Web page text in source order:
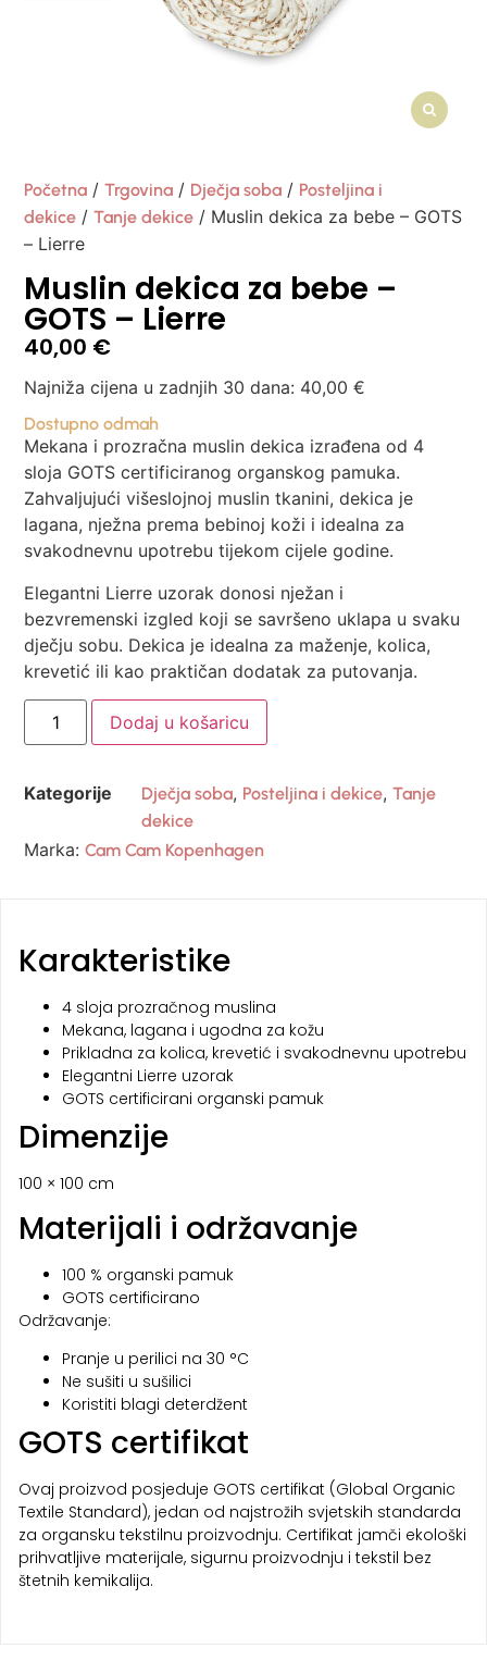
Početna /Trgovina / Dječja soba / Posteljina i
dekice /Tanje dekice / Muslin dekica za bebe – GOTS
– Lierre
Muslin dekica za bebe –
GOTS – Lierre
40,00 €
Najniža cijena u zadnjih 30 dana: 40,00€
Dostupno odmah
Mekana i prozračna muslin dekica izrađena od 4
sloja GOTS certificiranog organskog pamuka.
Zahvaljujući višeslojnoj muslin tkanini, dekica je
lagana, nježna prema bebinoj koži i idealna za
svakodnevnu upotrebu tijekom cijele godine.
Elegantni Lierre uzorak donosi nježan i
bezvremenski izgled koji se savršeno uklapa u svaku
dječju sobu. Dekica je idealna za maženje, kolica,
krevetić ili kao praktičan dodatak za putovanja.
Dodaj u košaricu
Kategorije Dječja soba, Posteljina i dekice,Tanje
dekice
Marka:Cam Cam Kopenhagen
Karakteristike
4 sloja prozračnog muslina
Mekana, lagana i ugodna za kožu
Prikladna za kolica, krevetić i svakodnevnu upotrebu
Elegantni Lierre uzorak
GOTS certificirani organski pamuk
Dimenzije
100 × 100 cm
Materijali i održavanje
100 % organski pamuk
GOTS certificirano
Održavanje:
Pranje u perilici na 30 °C
Ne sušiti u sušilici
Koristiti blagi deterdžent
GOTS certifikat
Ovaj proizvod posjeduje GOTS certifikat (Global Organic
Textile Standard), jedan od najstrožih svjetskih standarda
za organsku tekstilnu proizvodnju. Certifikat jamči ekološki
prihvatljive materijale, sigurnu proizvodnju i tekstil bez
štetnih kemikalija.